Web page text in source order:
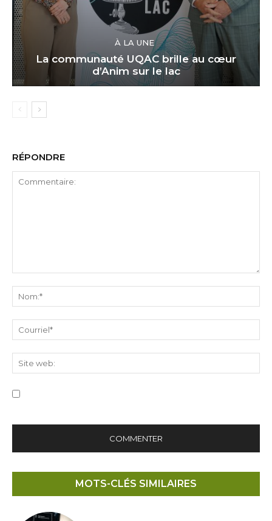
À LA UNE
La communauté UQAC brille au cœur
d’Anim sur le lac
RÉPONDRE
MOTS-CLÉS SIMILAIRES